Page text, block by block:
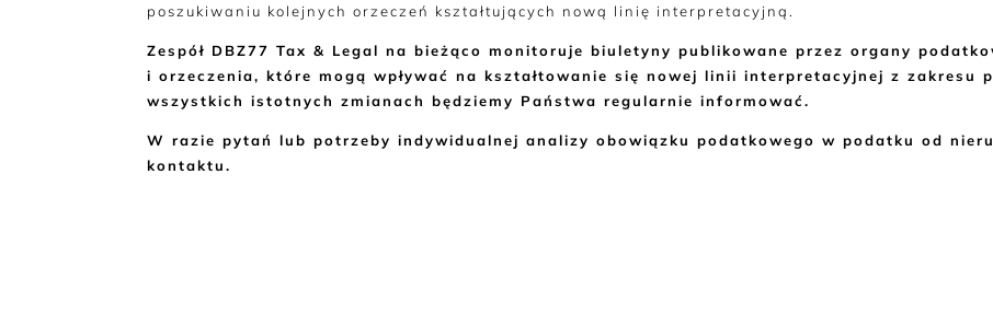
poszukiwaniu kolejnych orzeczeń kształtujących nową linię interpretacyjną.
Zespół DBZ77 Tax & Legal na bieżąco monitoruje biuletyny publikowane przez organy
i orzeczenia, które mogą wpływać na kształtowanie się nowej linii interpretacyjnej z zakresu
wszystkich istotnych zmianach będziemy Państwa regularnie informować.
W razie pytań lub potrzeby indywidualnej analizy obowiązku podatkowego w podatku od
kontaktu.